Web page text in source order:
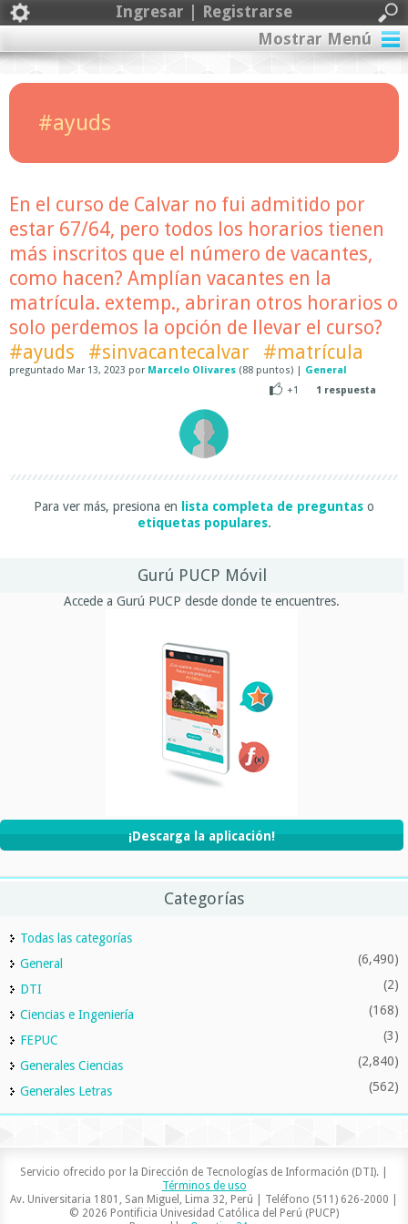
Ingresar | Registrarse
Mostrar Menú
#ayuds
En el curso de Calvar no fui admitido por
estar 67/64, pero todos los horarios tienen
más inscritos que el número de vacantes,
como hacen? Amplían vacantes en la
matrícula. extemp., abriran otros horarios o
solo perdemos la opción de llevar el curso?
#ayuds
#sinvacantecalvar #matrícula
preguntado Mar 13, 2023 por Marcelo Olivares (88 puntos) | General
+1
1 respuesta
Para ver más, presiona en lista completa de preguntas o
etiquetas populares.
Gurú PUCP Móvil
Accede a Gurú PUCP desde donde te encuentres.
¡Descarga la aplicación!
Categorías
Todas las categorías
General
(6,490)
DTI (2)
Ciencias e Ingeniería (168)
FEPUC (3)
Generales Ciencias (2,840)
Generales Letras (562)
Servicio ofrecido por la Dirección de Tecnologías de Información (DTI). |
Términos de uso
Av. Universitaria 1801, San Miguel, Lima 32, Perú | Teléfono (511) 626-2000 |
© 2026 Pontificia Univesidad Católica del Perú (PUCP)